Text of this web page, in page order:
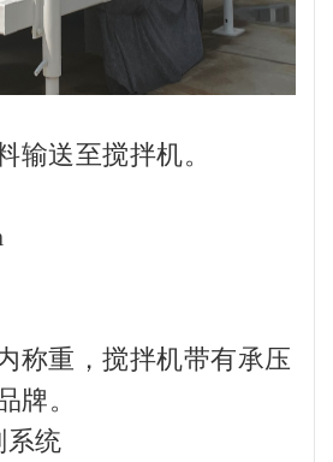
输送至搅拌机。
称重，搅拌机带有承压
牌。
系统